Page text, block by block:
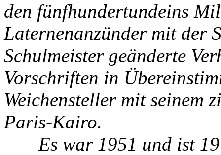
den fünfhundertundeins
Laternenanzünder mit der
Schulmeister geänderte
Vorschriften in
Weichensteller mit seinem
Paris-Kairo.
Es war 1951 und ist